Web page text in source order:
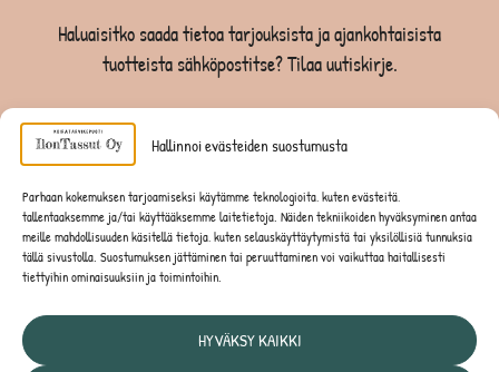
Hallinnoi evästeiden suostumusta
Parhaan kokemuksen tarjoamiseksi käytämme teknologioita, kuten evästeitä,
tallentaaksemme ja/tai käyttääksemme laitetietoja. Näiden tekniikoiden hyväksyminen antaa
meille mahdollisuuden käsitellä tietoja, kuten selauskäyttäytymistä tai yksilöllisiä tunnuksia
tällä sivustolla. Suostumuksen jättäminen tai peruuttaminen voi vaikuttaa haitallisesti
tiettyihin ominaisuuksiin ja toimintoihin.
HYVÄKSY KAIKKI
Haluaisitko saada tietoa tarjouksista ja ajankohtaisista
tuotteista sähköpostitse? Tilaa uutiskirje.
TILAA UUTISKIRJE -SAAT -10% EKASTA TILAUKSESTA
KISSOILLE
JYRSIJÖILLE